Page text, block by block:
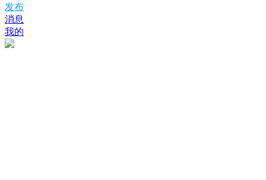
发布
消息
我的